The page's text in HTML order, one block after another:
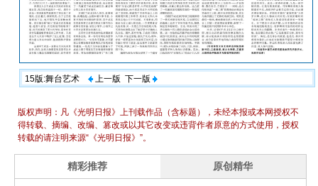
15版:舞台艺术 上一版 下一版